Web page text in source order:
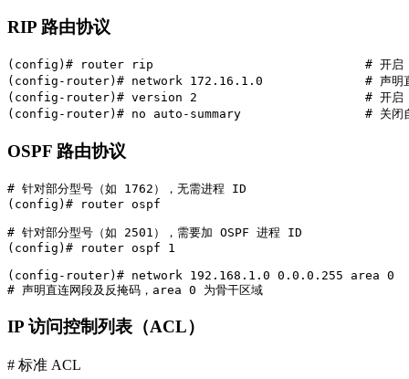
RIP 路由协议
(config)# router rip                             # 开启
(config-router)# network 172.16.1.0              # 声明直
(config-router)# version 2                       # 开启
(config-router)# no auto-summary                 # 关闭自
OSPF 路由协议
# 针对部分型号（如 1762），无需进程 ID
(config)# router ospf
# 针对部分型号（如 2501），需要加 OSPF 进程 ID
(config)# router ospf 1
(config-router)# network 192.168.1.0 0.0.0.255 area 0
# 声明直连网段及反掩码，area 0 为骨干区域
IP 访问控制列表（ACL）
# 标准 ACL